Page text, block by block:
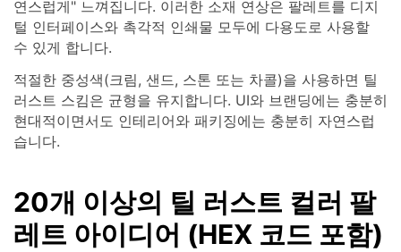
연스럽게" 느껴집니다. 이러한 소재 연상은 팔레트를 디지
털 인터페이스와 촉각적 인쇄물 모두에 다용도로 사용할
수 있게 합니다.
적절한 중성색(크림, 샌드, 스톤 또는 차콜)을 사용하면 틸
러스트 스킴은 균형을 유지합니다. UI와 브랜딩에는 충분히
현대적이면서도 인테리어와 패키징에는 충분히 자연스럽
습니다.
20개 이상의 틸 러스트 컬러 팔
레트 아이디어 (HEX 코드 포함)